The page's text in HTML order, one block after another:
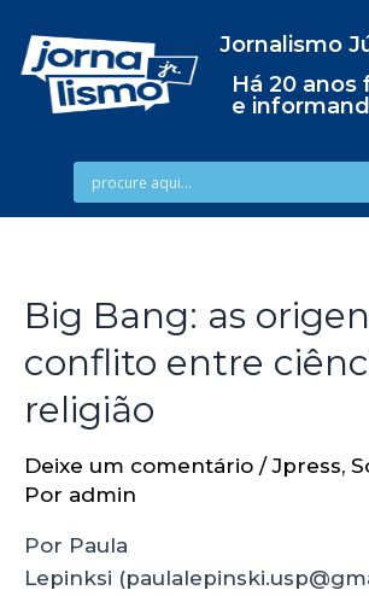
Jornalismo
Há 20
e
Big Bang: as
conflito entre
religião
Deixe um comentário /Jpress,
Por admin
Por Paula
Lepinksi